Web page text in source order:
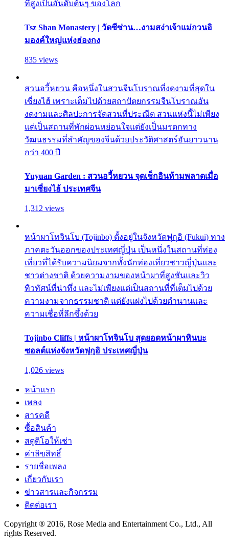
ที่สูงเป็นอันดับต้นๆ ของโลก
Tsz Shan Monastery | วัดซีซ่าน…งามสง่าเจ้าแม่กวนอิ
มองค์ใหญ่แห่งฮ่องกง
835 views
สวนอวี้หยวน คือหนึ่งในสวนจีนโบราณที่งดงามที่สุดใน
เซี่ยงไฮ้ เพราะเต็มไปด้วยสถาปัตยกรรมจีนโบราณอัน
งดงามและศิลปะการจัดสวนที่ประณีต สวนแห่งนี้ไม่เพียง
แต่เป็นสถานที่พักผ่อนหย่อนใจแต่ยังเป็นมรดกทาง
วัฒนธรรมที่สำคัญของจีนด้วยประวัติศาสตร์อันยาวนาน
กว่า 400 ปี
Yuyuan Garden : สวนอวี้หยวน จุดเช็กอินห้ามพลาดเมื่อ
มาเซี่ยงไฮ้ ประเทศจีน
1,312 views
หน้าผาโทจินโบ (Tojinbo) ตั้งอยู่ในจังหวัดฟุกุอิ (Fukui) ทาง
ภาคตะวันออกของประเทศญี่ปุ่น เป็นหนึ่งในสถานที่ท่อง
เที่ยวที่ได้รับความนิยมจากทั้งนักท่องเที่ยวชาวญี่ปุ่นและ
ชาวต่างชาติ ด้วยความงามของหน้าผาที่สูงชันและวิว
ทิวทัศน์ที่น่าทึ่ง และไม่เพียงแต่เป็นสถานที่ที่เต็มไปด้วย
ความงามจากธรรมชาติ แต่ยังแฝงไปด้วยตำนานและ
ความเชื่อที่ลึกซึ้งด้วย
Tojinbo Cliffs | หน้าผาโทจินโบ สุดยอดหน้าผาหินบะ
ซอลต์แห่งจังหวัดฟุกุอิ ประเทศญี่ปุ่น
1,026 views
หน้าแรก
เพลง
สารคดี
ซื้อสินค้า
สตูดิโอให้เช่า
ค่าลิขสิทธิ์
รายชื่อเพลง
เกี่ยวกับเรา
ข่าวสารและกิจกรรม
ติดต่อเรา
Copyright ® 2016, Rose Media and Entertainment Co., Ltd., All
rights Reserved.